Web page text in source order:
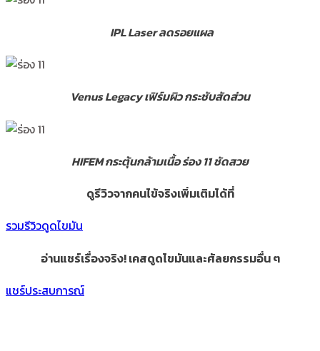
IPL Laser ลดรอยแผล
Venus Legacy เฟิร์มผิว กระชับสัดส่วน
HIFEM กระตุ้นกล้ามเนื้อ ร่อง 11 ชัดสวย
ดูรีวิวจากคนไข้จริงเพิ่มเติมได้ที่
รวมรีวิวดูดไขมัน
อ่านแชร์เรื่องจริง! เคสดูดไขมันและศัลยกรรมอื่น ๆ
แชร์ประสบการณ์